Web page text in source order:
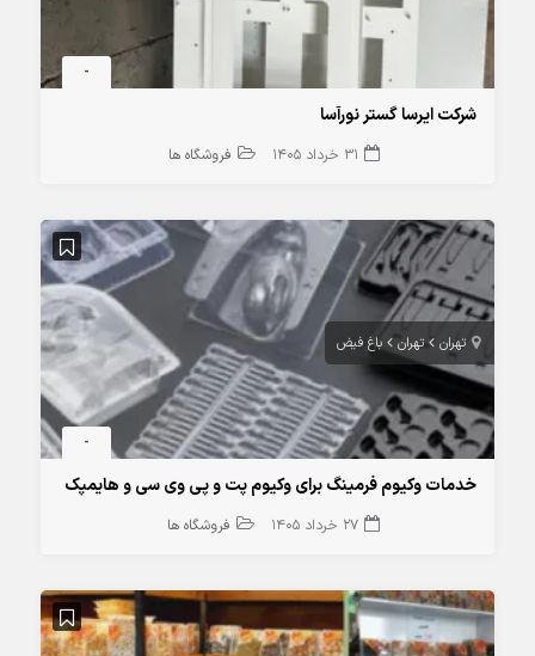
-
شرکت ایرسا گستر نورآسا
31 خرداد 1405 فروشگاه ها
تهران تهران باغ فیض
-
خدمات وکیوم فرمینگ برای وکیوم پت و پی وی سی و هایمپک
27 خرداد 1405 فروشگاه ها